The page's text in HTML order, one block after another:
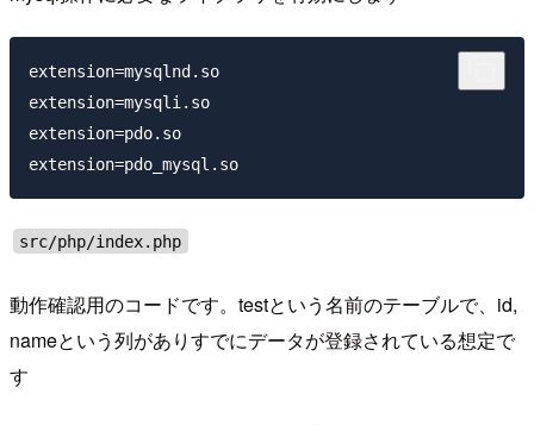
extension=mysqlnd.so
extension=mysqli.so
extension=pdo.so
src/php/index.php
動作確認用のコードです。testという名前のテーブルで、id,
nameという列がありすでにデータが登録されている想定で
す